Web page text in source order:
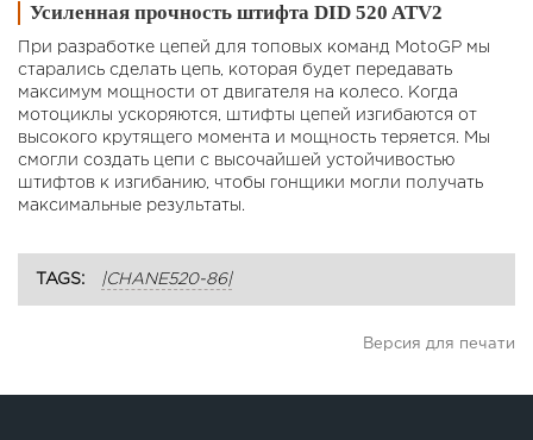
Усиленная прочность штифта DID 520 ATV2
При разработке цепей для топовых команд MotoGP мы
старались сделать цепь, которая будет передавать
максимум мощности от двигателя на колесо. Когда
мотоциклы ускоряются, штифты цепей изгибаются от
высокого крутящего момента и мощность теряется. Мы
смогли создать цепи с высочайшей устойчивостью
штифтов к изгибанию, чтобы гонщики могли получать
максимальные результаты.
TAGS: |CHANE520-86|
Версия для печати